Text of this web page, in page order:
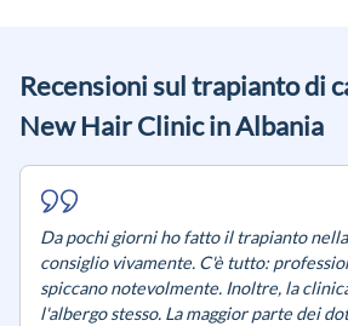
Recensioni sul trapianto di
New Hair Clinic in Albania
Da pochi giorni ho fatto il trapianto
consiglio vivamente. C'è tutto:
spiccano notevolmente. Inoltre, la
l'albergo stesso. La maggior parte dei